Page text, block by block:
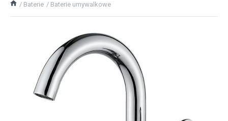
Baterie Baterie umywalkowe